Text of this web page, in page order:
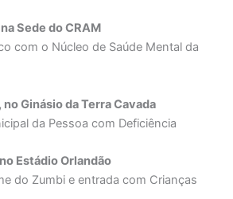
Sede do CRAM
com o Núcleo de Saúde Mental da
Ginásio da Terra Cavada
da Pessoa com Deficiência
Estádio Orlandão
do Zumbi e entrada com Crianças